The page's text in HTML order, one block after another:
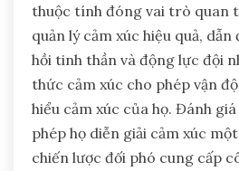
thuộc tính đóng vai trò quan
quản lý cảm xúc hiệu quả,
hồi tinh thần và động lực đội
thức cảm xúc cho phép vận
hiểu cảm xúc của họ. Đánh
phép họ diễn giải cảm xúc
chiến lược đối phó cung cấp